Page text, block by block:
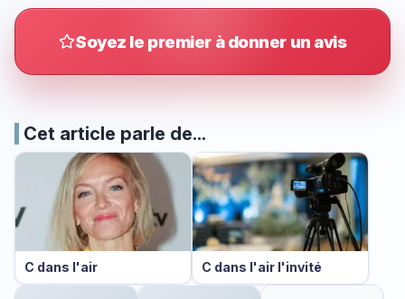
Soyez le premier à donner un avis
Cet article parle de...
C dans l'air C dans l'air l'invité